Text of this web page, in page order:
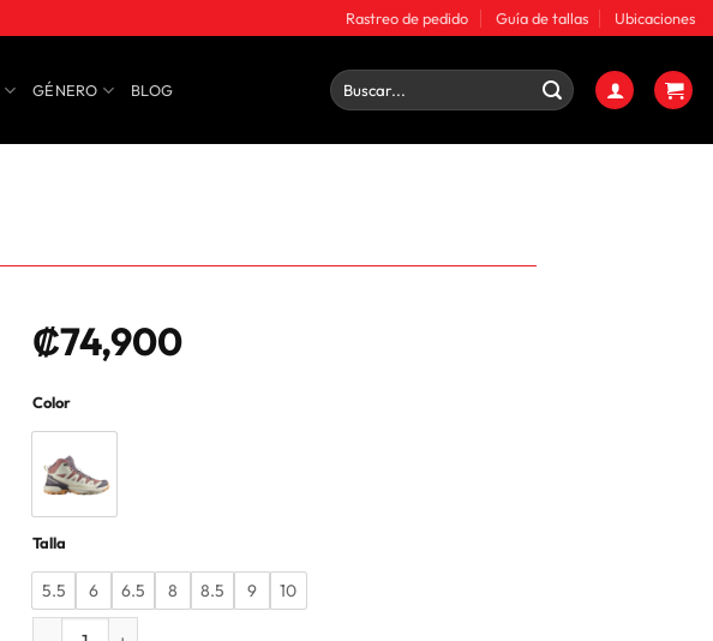
Rastreo de pedido Guía de tallas Ubicaciones
GÉNERO BLOG
Buscar
por:
₡74,900
Color
Talla
5.5 6 6.5 8 8.5 9
10
MUJER X ULTRA 360 EDGE MID GORE-TEX cantidad